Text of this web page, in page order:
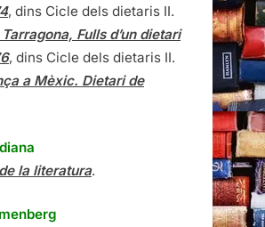
, dins Cicle dels dietaris II.
Fulls d’un dietari
, dins Cicle dels dietaris II.
a Mèxic. Dietari de
la literatura.